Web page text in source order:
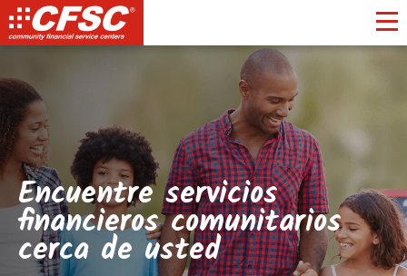
Encuentre servicios
financieros comunitarios
cerca de usted